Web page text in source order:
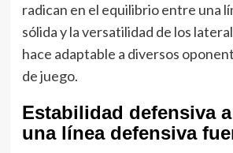
radican en el equilibrio entre una
sólida y la versatilidad de los
hace adaptable a diversos
de juego.
Estabilidad defensiva
una línea defensiva